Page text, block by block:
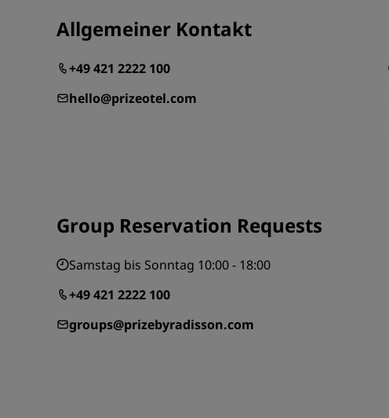
Allgemeiner Kontakt
+49 421 2222 100
hello@prizeotel.com
Group Reservation Requests
Samstag bis Sonntag 10:00 - 18:00
+49 421 2222 100
groups@prizebyradisson.com